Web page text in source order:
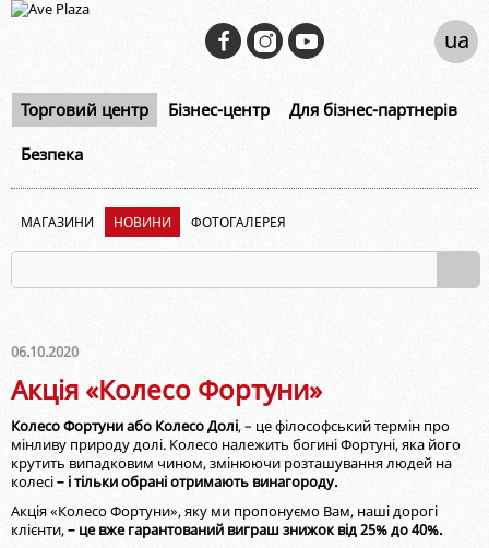
Торговий центр Бізнес-центр Для бізнес-партнерів
Безпека
ua
МАГАЗИНИ НОВИНИ ФОТОГАЛЕРЕЯ
06.10.2020
Акція «Колесо Фортуни»
Колесо Фортуни або Колесо Долі, – це філософський термін про
мінливу природу долі. Колесо належить богині Фортуні, яка його
крутить випадковим чином, змінюючи розташування людей на
колесі– і тільки обрані отримають винагороду.
Акція «Колесо Фортуни», яку ми пропонуємо Вам, наші дорогі
клієнти,– це вже гарантований виграш знижок від 25% до 40%.